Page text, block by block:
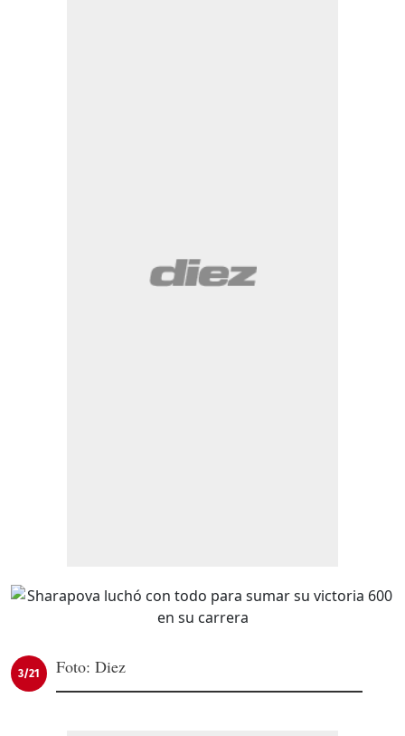
3/21 Foto: Diez